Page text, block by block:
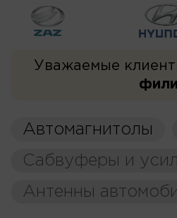
Уважаемые
Автомагнитолы
Сабвуферы и
Антенны